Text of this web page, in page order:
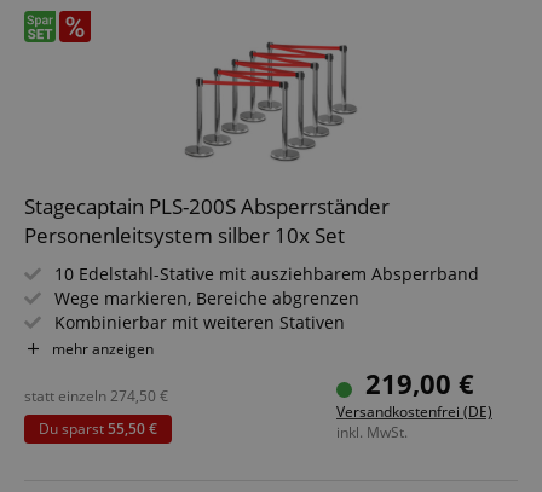
Stagecaptain PLS-200S Absperrständer
Personenleitsystem silber 10x Set
10 Edelstahl-Stative mit ausziehbarem Absperrband
Wege markieren, Bereiche abgrenzen
Kombinierbar mit weiteren Stativen
Für Konzerte, Ausstellungen, Hotels, Kinos u.v.m.
Geeignet für In- und Outdoor-Anwendungen (Nicht für
dauerhaften Outdoor-Einsatz bei markantem Wetter
konzipiert!)
mehr anzeigen
219,00 €
Versandkostenfrei (DE)
inkl. MwSt.
statt einzeln274,50 €
Du sparst55,50 €